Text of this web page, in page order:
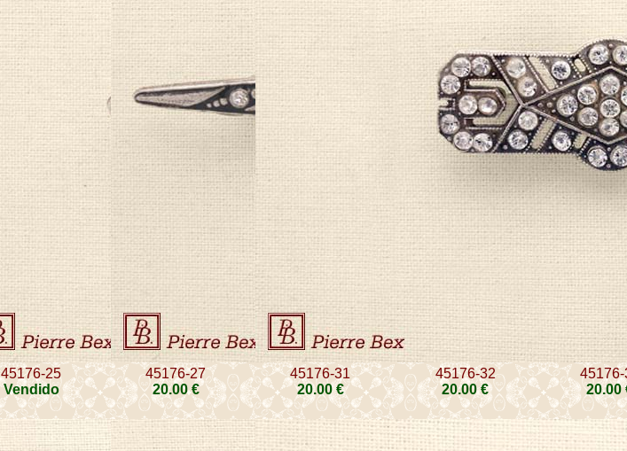
45176-25
Vendido
45176-27
20.00€
45176-31
20.00€
45176-32
20.00€
45176-
20.00